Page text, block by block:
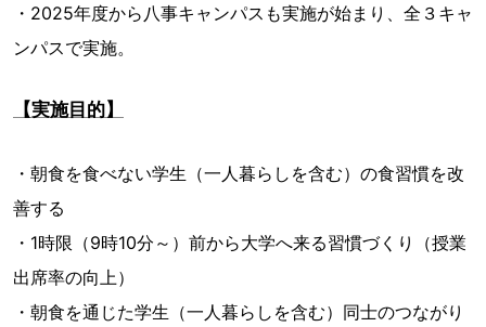
・2025年度から八事キャンパスも実施が始まり、全３キャ
ンパスで実施。
【実施目的】
・朝食を食べない学生（一人暮らしを含む）の食習慣を改
善する
・1時限（9時10分～）前から大学へ来る習慣づくり（授業
出席率の向上）
・朝食を通じた学生（一人暮らしを含む）同士のつながり